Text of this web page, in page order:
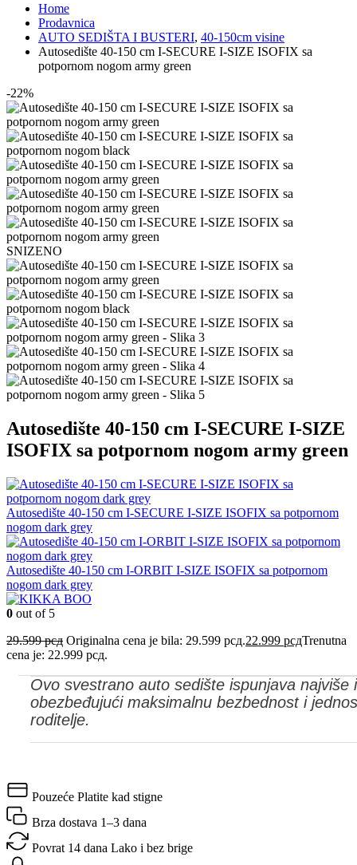
Home
Prodavnica
AUTO SEDIŠTA I BUSTERI, 40-150cm visine
Autosedište 40-150 cm I-SECURE I-SIZE ISOFIX sa
potpornom nogom army green
-22%
SNIZENO
Autosedište 40-150 cm I-SECURE I-SIZE
ISOFIX sa potpornom nogom army green
Autosedište 40-150 cm I-SECURE I-SIZE ISOFIX sa potpornom
nogom dark grey
Autosedište 40-150 cm I-ORBIT I-SIZE ISOFIX sa potpornom
nogom dark grey
0 out of 5
29.599рсд Originalna cena je bila: 29.599 рсд.22.999 рсдTrenutna
cena je: 22.999 рсд.
Ovo svestrano auto sedište ispunjava najviše
obezbeđujući maksimalnu bezbednost i
roditelje.
Pouzeće Platite kad stigne
Brza dostava 1–3 dana
Povrat 14 dana Lako i bez brige